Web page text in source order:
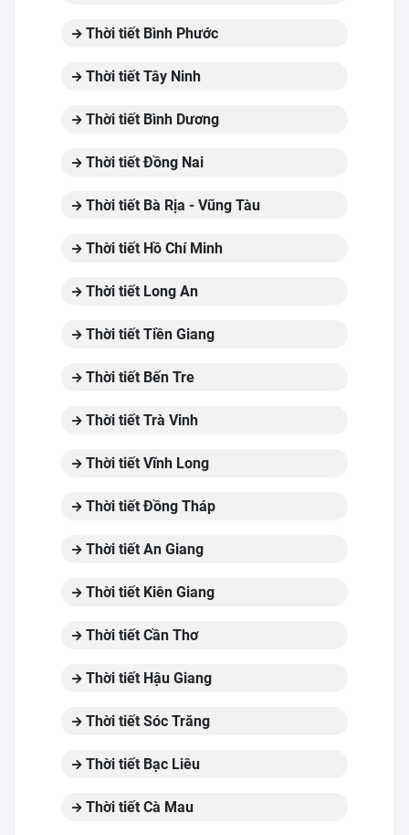
Thời tiết Bình Phước
Thời tiết Tây Ninh
Thời tiết Bình Dương
Thời tiết Đồng Nai
Thời tiết Bà Rịa - Vũng Tàu
Thời tiết Hồ Chí Minh
Thời tiết Long An
Thời tiết Tiền Giang
Thời tiết Bến Tre
Thời tiết Trà Vinh
Thời tiết Vĩnh Long
Thời tiết Đồng Tháp
Thời tiết An Giang
Thời tiết Kiên Giang
Thời tiết Cần Thơ
Thời tiết Hậu Giang
Thời tiết Sóc Trăng
Thời tiết Bạc Liêu
Thời tiết Cà Mau